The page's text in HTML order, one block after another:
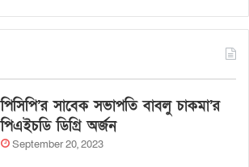
পিসিপি’র সাবেক সভাপতি বাবলু চাকমা’র
পিএইচডি ডিগ্রি অর্জন
September 20, 2023